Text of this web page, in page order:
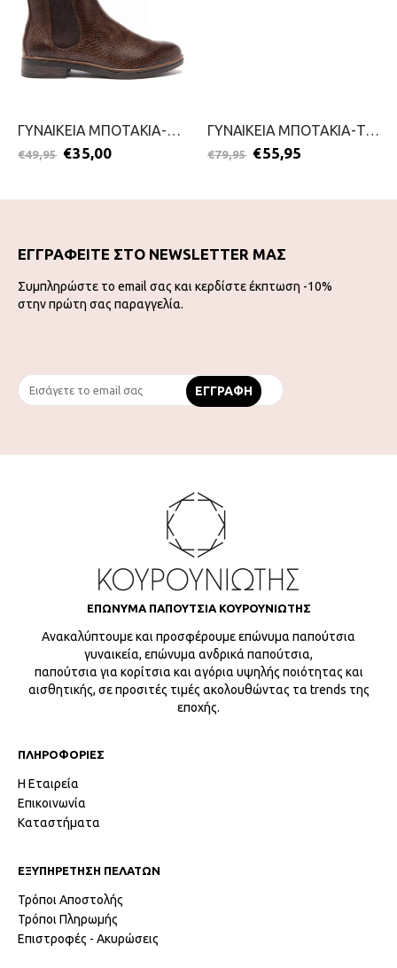
ΓΥΝΑΙΚΕΙΑ ΜΠΟΤΑΚΙΑ-MARCO TOZZI-2111-0079-ΚΑΦΕ
€49,95 €35,00
ΓΥΝΑΙΚΕΙΑ ΜΠΟΤΑΚΙΑ-TAMARIS-2111-0052-ΜΠΟΡΝΤΟ
€79,95 €55,95
ΕΓΓΡΑΦΕΙΤΕ ΣΤΟ NEWSLETTER ΜΑΣ
Συμπληρώστε το email σας και κερδίστε έκπτωση -10%
στην πρώτη σας παραγγελία.
ΕΠΩΝΥΜΑ ΠΑΠΟΥΤΣΙΑ ΚΟΥΡΟΥΝΙΩΤΗΣ
Ανακαλύπτουμε και προσφέρουμε επώνυμα παπούτσια
γυναικεία, επώνυμα ανδρικά παπούτσια,
παπούτσια για κορίτσια και αγόρια υψηλής ποιότητας και
αισθητικής, σε προσιτές τιμές ακολουθώντας τα trends της
εποχής.
ΠΛΗΡΟΦΟΡΙΕΣ
Η Εταιρεία
Επικοινωνία
Καταστήματα
ΕΞΥΠΗΡΕΤΗΣΗ ΠΕΛΑΤΩΝ
Τρόποι Αποστολής
Τρόποι Πληρωμής
Επιστροφές - Ακυρώσεις